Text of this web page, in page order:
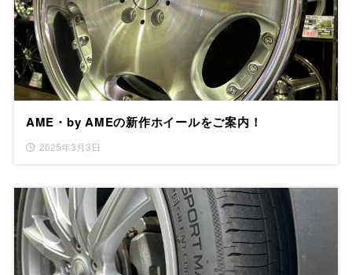
AME・by AMEの新作ホイールをご案内！
2025年3月3日